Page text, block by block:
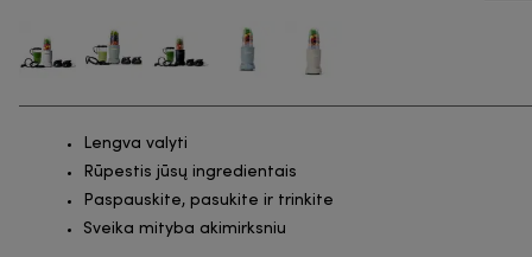
Lengva valyti
Rūpestis jūsų ingredientais
Paspauskite, pasukite ir trinkite
Sveika mityba akimirksniu